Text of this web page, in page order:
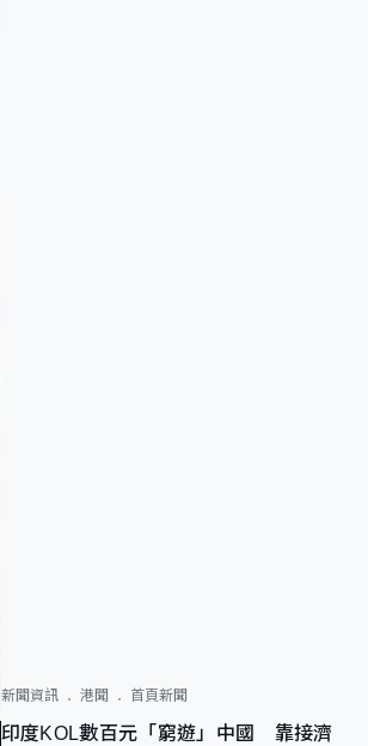
新聞資訊 港聞 首頁新聞
印度KOL數百元「窮遊」中國 靠接濟